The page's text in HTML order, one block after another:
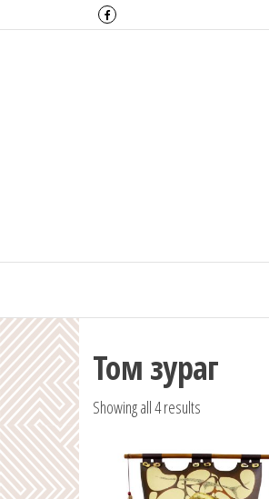
Том зураг
Showing all 4 results